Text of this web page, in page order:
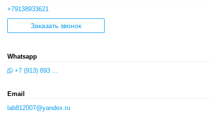
+79138933621
Заказать звонок
Whatsapp
+7 (913) 893 ...
Email
lab812007@yandex.ru